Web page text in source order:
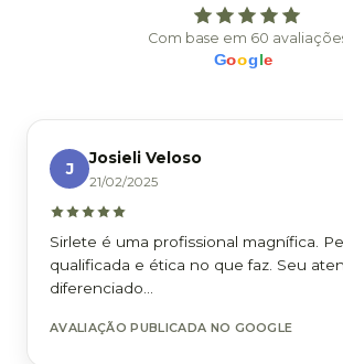
Com base em 60
Google
J
Josieli Veloso
21/02/2025
Sirlete é uma profissional magnífica.
qualificada e ética no que faz. Seu
diferenciado...
AVALIAÇÃO PUBLICADA NO GOOGLE